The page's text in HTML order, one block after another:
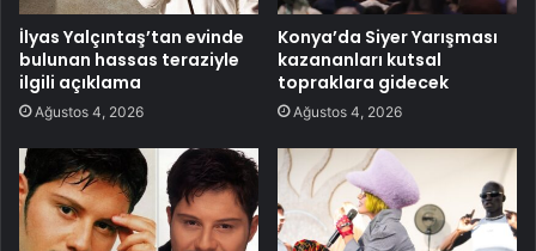
İlyas Yalçıntaş’tan evinde
bulunan hassas teraziyle
ilgili açıklama
Ağustos 4, 2026
Konya’da Siyer Yarışması
kazananları kutsal
topraklara gidecek
Ağustos 4, 2026